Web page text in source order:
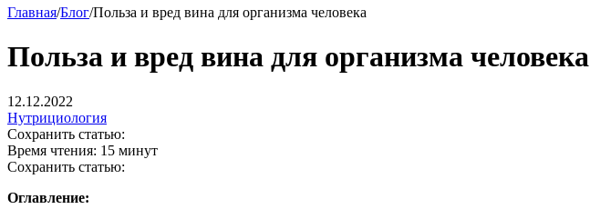
Главная/Блог/Польза и вред вина для организма человека
Польза и вред вина для организма человека
12.12.2022
Нутрициология
Сохранить статью:
Время чтения: 15 минут
Сохранить статью:
Оглавление: